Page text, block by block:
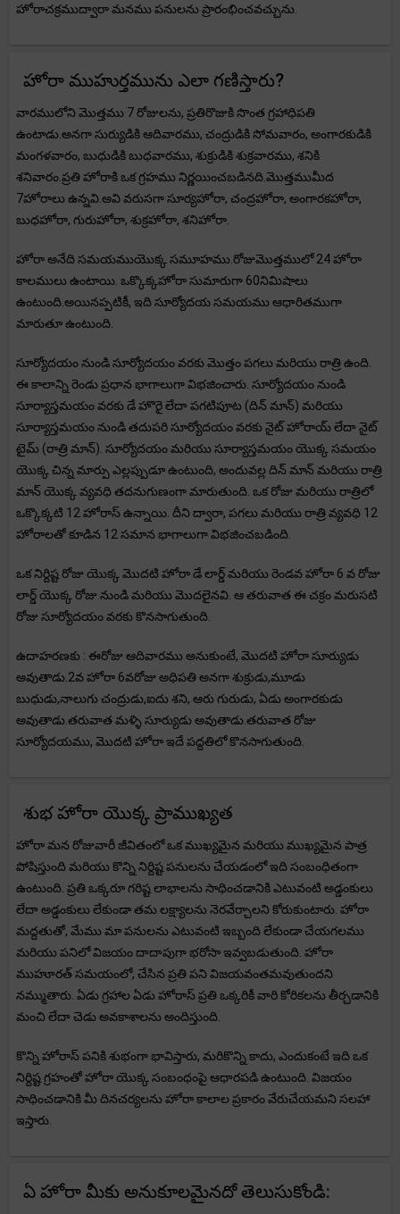
హోరాచక్రముద్వారా మనము పనులను ప్రారంభించవచ్చును.
హోరా ముహుర్తమును ఎలా గణిస్తారు?
వారములోని మొత్తము 7 రోజులను, ప్రతిరొజుకి సొంత గ్రహాధిపతి
ఉంటాడు.అనగా సుర్యుడికి ఆదివారము, చంద్రుడికి సోమవారం, అంగారకుడికి
మంగళవారం, బుధుడికి బుధవారము, శుక్రుడికి శుక్రవారము, శనికి
శనివారం.ప్రతి హోరాకి ఒక గ్రహము నిర్ణయించబడినది.మొత్తముమీద
7హోరాలు ఉన్నవి.అవి వరుసగా సూర్యహోరా, చంద్రహోరా, అంగారకహోరా,
బుధహోరా, గురుహోరా, శుక్రహోరా, శనిహోరా.
హోరా అనేది సమయముయొక్క సమూహము.రోజుమొత్తములో 24 హోరా
కాలములు ఉంటాయి. ఒక్కొక్కహోరా సుమారుగా 60నిమిషాలు
ఉంటుంది.అయినప్పటికీ, ఇది సూర్యోదయ సమయము ఆధారితముగా
మారుతూ ఉంటుంది.
సూర్యోదయం నుండి సూర్యోదయం వరకు మొత్తం పగలు మరియు రాత్రి ఉంది.
ఈ కాలాన్ని రెండు ప్రధాన భాగాలుగా విభజించారు. సూర్యోదయం నుండి
సూర్యాస్తమయం వరకు డే హొరై లేదా పగటిపూట (దిన్ మాన్) మరియు
సూర్యాస్తమయం నుండి తదుపరి సూర్యోదయం వరకు నైట్ హోరాయ్ లేదా నైట్
టైమ్ (రాత్రి మాన్). సూర్యోదయం మరియు సూర్యాస్తమయం యొక్క సమయం
యొక్క చిన్న మార్పు ఎల్లప్పుడూ ఉంటుంది, అందువల్ల దిన్ మాన్ మరియు రాత్రి
మాన్ యొక్క వ్యవధి తదనుగుణంగా మారుతుంది. ఒక రోజు మరియు రాత్రిలో
ఒక్కొక్కటి 12 హోరాస్ ఉన్నాయి. దీని ద్వారా, పగలు మరియు రాత్రి వ్యవధి 12
హోరాలతో కూడిన 12 సమాన భాగాలుగా విభజించబడింది.
ఒక నిర్దిష్ట రోజు యొక్క మొదటి హోరా డే లార్డ్ మరియు రెండవ హోరా 6 వ రోజు
లార్డ్ యొక్క రోజు నుండి మరియు మొదలైనవి. ఆ తరువాత ఈ చక్రం మరుసటి
రోజు సూర్యోదయం వరకు కొనసాగుతుంది.
ఉదాహరణకు : ఈరోజు ఆదివారము అనుకుంటే, మొదటి హోరా సూర్యుడు
అవుతాడు.2వ హోరా 6వరోజు అధిపతి అనగా శుక్రుడు,మూడు
బుధుడు,నాలుగు చంద్రుడు,ఐదు శని, ఆరు గురుడు, ఏడు అంగారకుడు
అవుతాడు.తరువాత మళ్ళి సూర్యుడు అవుతాడు.తరువాత రోజు
సూర్యోదయము, మొదటి హోరా ఇదే పద్దతిలో కొనసాగుతుంది.
శుభ హోరా యొక్క ప్రాముఖ్యత
హోరా మన రోజువారీ జీవితంలో ఒక ముఖ్యమైన మరియు ముఖ్యమైన పాత్ర
పోషిస్తుంది మరియు కొన్ని నిర్దిష్ట పనులను చేయడంలో ఇది సంబంధితంగా
ఉంటుంది. ప్రతి ఒక్కరూ గరిష్ట లాభాలను సాధించడానికి ఎటువంటి అడ్డంకులు
లేదా అడ్డంకులు లేకుండా తమ లక్ష్యాలను నెరవేర్చాలని కోరుకుంటారు. హోరా
మద్దతుతో, మేము మా పనులను ఎటువంటి ఇబ్బంది లేకుండా చేయగలము
మరియు పనిలో విజయం దాదాపుగా భరోసా ఇవ్వబడుతుంది. హోరా
ముహూరత్ సమయంలో, చేసిన ప్రతి పని విజయవంతమవుతుందని
నమ్ముతారు. ఏడు గ్రహాల ఏడు హోరాస్ ప్రతి ఒక్కరికీ వారి కోరికలను తీర్చడానికి
మంచి లేదా చెడు అవకాశాలను అందిస్తుంది.
కొన్ని హోరాస్ పనికి శుభంగా భావిస్తారు, మరికొన్ని కాదు, ఎందుకంటే ఇది ఒక
నిర్దిష్ట గ్రహంతో హోరా యొక్క సంబంధంపై ఆధారపడి ఉంటుంది. విజయం
సాధించడానికి మీ దినచర్యలను హోరా కాలాల ప్రకారం వేరుచేయమని సలహా
ఇస్తారు.
ఏ హోరా మీకు అనుకూలమైనదో తెలుసుకోండి: